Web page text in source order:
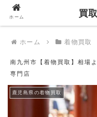
買
ホーム 着物買取
南九州市【着物買取】相場
専門店
鹿児島県の着物買取
ホーム 買